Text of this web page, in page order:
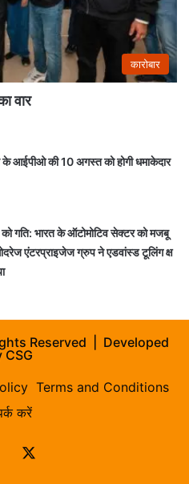
कारोबार
वार
आईपीओ की 10 अगस्त को होगी धमाकेदार
को गति: भारत के ऑटोमोटिव सेक्टर को मजबू
एंटरप्राइजेज ग्रुप ने एडवांस्ड टूलिंग क्ष
Reserved | Developed
CSG
Terms and Conditions
करें
Facebook